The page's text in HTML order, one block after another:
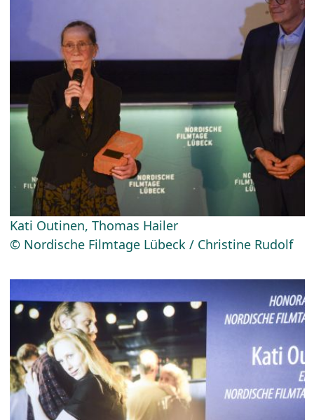
Kati Outinen, Thomas Hailer
© Nordische Filmtage Lübeck / Christine Rudolf